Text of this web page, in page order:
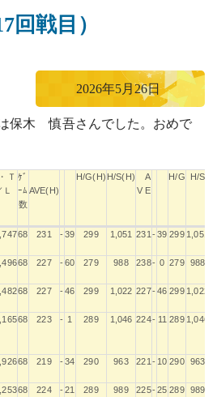
回戦目）
2026年5月26日
保木 慎吾さんでした。おめで
Ｔ
Ｌ
ｹﾞ
ｰﾑ
数
AVE(H)
H/G(H) H/S(H)
A
V E
H/G H/S
Ｔ ｹﾞ
数
H/G(H) H/S(H)
A
H/G H/S
68 231 -39 299 1,051 231 -39 299 1,051
68 227 -60 279 988 238- 0 279 988
68 227 -46 299 1,022 227-46 299 1,022
68 223 - 1 289 1,046 224- 11 289 1,046
68 219 -34 290 963 221 - 10 290 963
68 224 -21 289 989 225-25 289 989